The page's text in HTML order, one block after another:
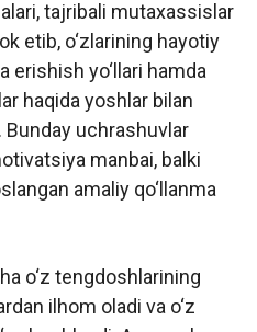
tajribali mutaxassislar
etib, o‘zlarining hayotiy
erishish yo‘llari hamda
haqida yoshlar bilan
uchrashuvlar
manbai, balki
amaliy qo‘llanma
o‘z tengdoshlarining
ilhom oladi va o‘z